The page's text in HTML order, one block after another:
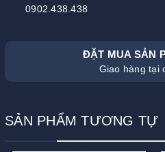
0902.438.438
ĐẶT MUA SẢN
Giao hàng tại
SẢN PHẨM TƯƠNG TỰ